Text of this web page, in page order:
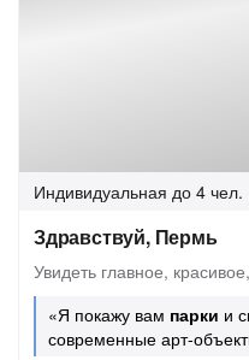
Индивидуальная до 4 чел.
Здравствуй, Пермь
Увидеть главное,
«Я покажу вам парки и
современные арт-